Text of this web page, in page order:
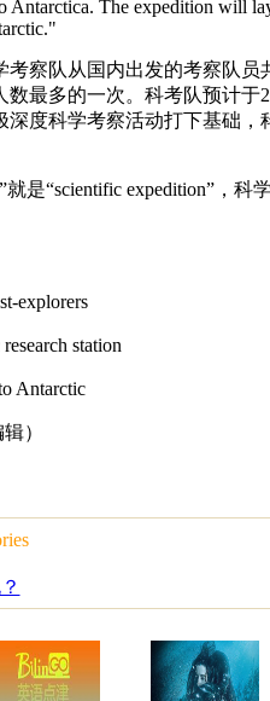
Antarctica. The expedition will
考察队从国内出发的考察队员
数最多的一次。科考队预计于
深度科学考察活动打下基础，
是“scientific expedition”，科
explorers
station
Antarctic
）